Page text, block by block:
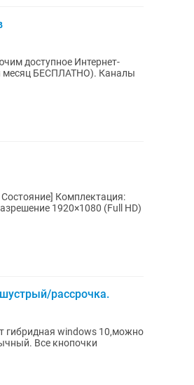
месяц БЕСПЛАТНО). Каналы
Комплектация:
1920×1080 (Full HD)
рассрочка.
гибридная windows 10,можно
Все кнопочки